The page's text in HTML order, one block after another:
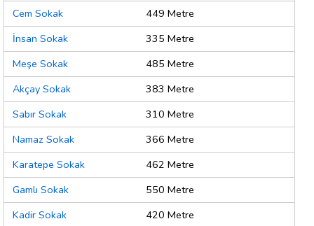
Cem Sokak
449 Metre
İnsan Sokak
335 Metre
Meşe Sokak
485 Metre
Akçay Sokak
383 Metre
Sabır Sokak
310 Metre
Namaz Sokak
366 Metre
Karatepe Sokak
462 Metre
Gamlı Sokak
550 Metre
Kadir Sokak
420 Metre